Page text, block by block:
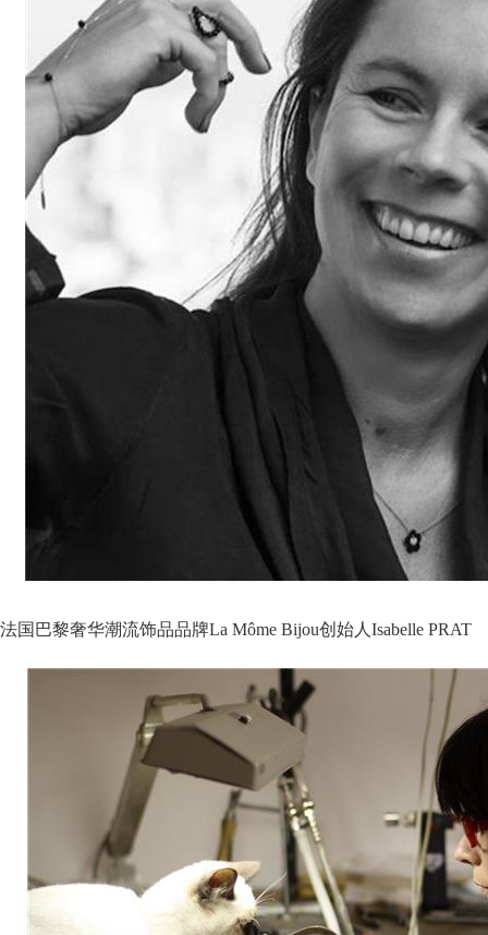
法国巴黎奢华潮流饰品品牌La Môme Bijou创始人Isabelle PRAT